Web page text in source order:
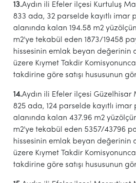
13.Aydın ili Efeler ilçesi Kurtuluş
833 ada, 32 parselde kayıtlı imar
alanında kalan 194.58 m2
m2'ye tekabül eden 1873/19458
hissesinin emlak beyan değerinin
üzere Kıymet Takdir
takdirine göre satışı hususunun
14.Aydın ili Efeler ilçesi
825 ada, 124 parselde kayıtlı imar
alanında kalan 437.96 m2
m2'ye tekabül eden 5357/43796
hissesinin emlak beyan değerinin
üzere Kıymet Takdir
takdirine göre satışı hususunun